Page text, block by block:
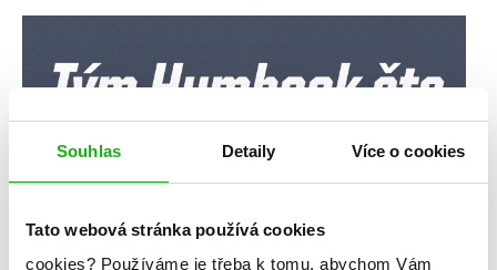
Souhlas Detaily Více o cookies
Tato webová stránka používá cookies
cookies? Používáme je třeba k tomu, abychom Vám